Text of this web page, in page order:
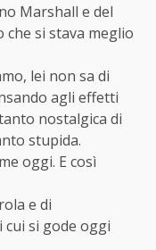
Marshall e del
che si stava meglio
lei non sa di
agli effetti
nostalgica di
stupida.
oggi. E così
e di
si gode oggi